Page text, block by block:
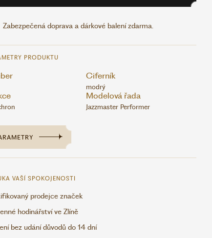
Zabezpečená doprava a dárkové balení zdarma.
PRODUKTU
Ciferník
modrý
Modelová řada
Jazzmaster Performer
VAŠÍ SPOKOJENOSTI
prodejce značek
hodinářství ve Zlíně
bez udání důvodů do 14 dní